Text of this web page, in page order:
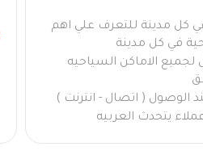
كل مدينة للتعرف علي اهم
في كل مدينة
الاماكن السياحيه
الوصول ( اتصال - انترنت )
يتحدث العربيه